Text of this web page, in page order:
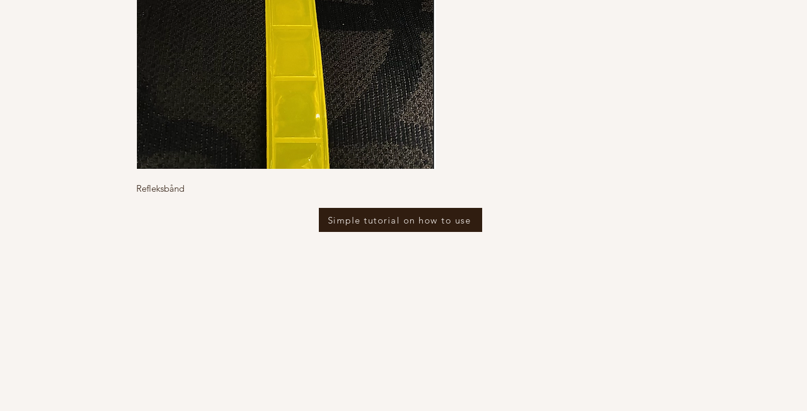
Refleksbånd
Simple tutorial on how to use